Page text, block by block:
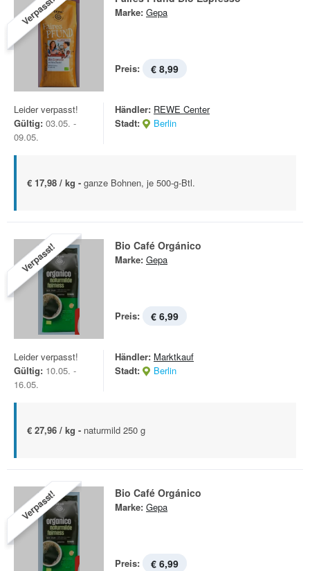
Verpasst! Marke: Gepa
Preis: € 8,99
Leider verpasst!
Gültig: 03.05. -
09.05.
Händler: REWE Center
Stadt:
Berlin
€ 17,98 / kg - ganze Bohnen, je 500-g-Btl.
Verpasst! Bio Café Orgánico
Marke: Gepa
Preis: € 6,99
Leider verpasst!
Gültig: 10.05. -
16.05.
Händler: Marktkauf
Stadt:
Berlin
€ 27,96 / kg - naturmild 250 g
Verpasst! Bio Café Orgánico
Marke: Gepa
Preis: € 6,99